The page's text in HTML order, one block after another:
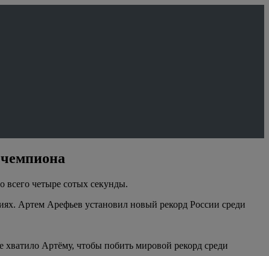
всего четыре сотых секунды.
Артем Арефьев установил новый рекорд России среди
Артёму, чтобы побить мировой рекорд среди